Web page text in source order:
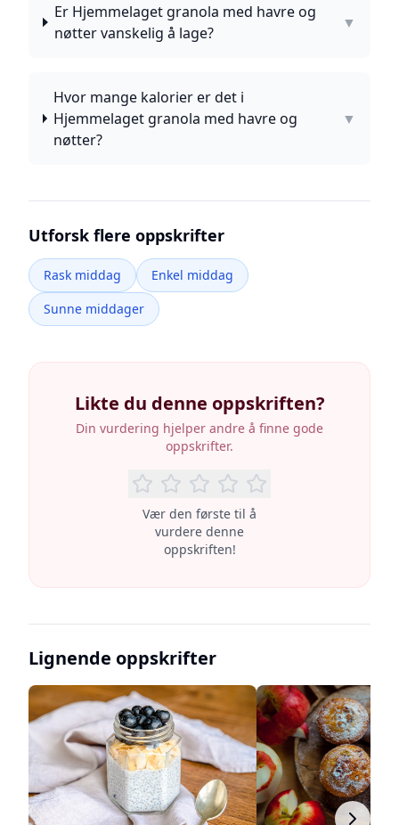
Er Hjemmelaget granola med havre og
nøtter vanskelig å lage?
▼
Hvor mange kalorier er det i
Hjemmelaget granola med havre og
nøtter?
▼
Utforsk flere oppskrifter
Rask middag
Enkel middag
Sunne middager
Likte du denne oppskriften?
Din vurdering hjelper andre å finne gode
oppskrifter.
Vær den første til å
vurdere denne
oppskriften!
Lignende oppskrifter